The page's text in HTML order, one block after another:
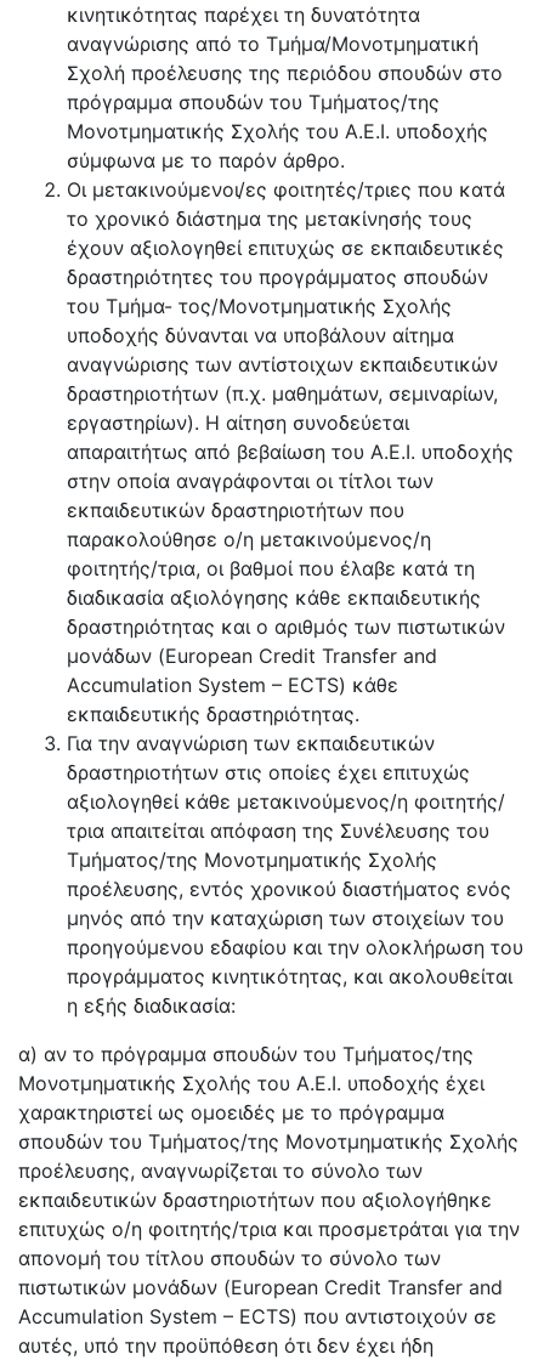
κινητικότητας παρέχει τη δυνατότητα
αναγνώρισης από το Τμήμα/Μονοτμηματική
Σχολή προέλευσης της περιόδου σπουδών στο
πρόγραμμα σπουδών του Τμήματος/της
Μονοτμηματικής Σχολής του Α.Ε.Ι. υποδοχής
σύμφωνα με το παρόν άρθρο.
Οι μετακινούμενοι/ες φοιτητές/τριες που κατά
το χρονικό διάστημα της μετακίνησής τους
έχουν αξιολογηθεί επιτυχώς σε εκπαιδευτικές
δραστηριότητες του προγράμματος σπουδών
του Τμήμα- τος/Μονοτμηματικής Σχολής
υποδοχής δύνανται να υποβάλουν αίτημα
αναγνώρισης των αντίστοιχων εκπαιδευτικών
δραστηριοτήτων (π.χ. μαθημάτων, σεμιναρίων,
εργαστηρίων). Η αίτηση συνοδεύεται
απαραιτήτως από βεβαίωση του Α.Ε.Ι. υποδοχής
στην οποία αναγράφονται οι τίτλοι των
εκπαιδευτικών δραστηριοτήτων που
παρακολούθησε ο/η μετακινούμενος/η
φοιτητής/τρια, οι βαθμοί που έλαβε κατά τη
διαδικασία αξιολόγησης κάθε εκπαιδευτικής
δραστηριότητας και ο αριθμός των πιστωτικών
μονάδων (European Credit Transfer and
Accumulation System – ECTS) κάθε
εκπαιδευτικής δραστηριότητας.
Για την αναγνώριση των εκπαιδευτικών
δραστηριοτήτων στις οποίες έχει επιτυχώς
αξιολογηθεί κάθε μετακινούμενος/η φοιτητής/
τρια απαιτείται απόφαση της Συνέλευσης του
Τμήματος/της Μονοτμηματικής Σχολής
προέλευσης, εντός χρονικού διαστήματος ενός
μηνός από την καταχώριση των στοιχείων του
προηγούμενου εδαφίου και την ολοκλήρωση του
προγράμματος κινητικότητας, και ακολουθείται
η εξής διαδικασία:
α) αν το πρόγραμμα σπουδών του Τμήματος/της
Μονοτμηματικής Σχολής του Α.Ε.Ι. υποδοχής έχει
χαρακτηριστεί ως ομοειδές με το πρόγραμμα
σπουδών του Τμήματος/της Μονοτμηματικής Σχολής
προέλευσης, αναγνωρίζεται το σύνολο των
εκπαιδευτικών δραστηριοτήτων που αξιολογήθηκε
επιτυχώς ο/η φοιτητής/τρια και προσμετράται για την
απονομή του τίτλου σπουδών το σύνολο των
πιστωτικών μονάδων (European Credit Transfer and
Accumulation System – ECTS) που αντιστοιχούν σε
αυτές, υπό την προϋπόθεση ότι δεν έχει ήδη